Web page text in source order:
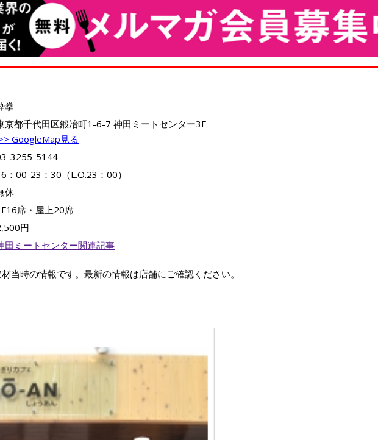
拳
京都千代田区鍛冶町1-6-7 神田ミートセンター3F
GoogleMap見る
3255-5144
：00-23：30（L.O.23：00）
休
席・屋上20席
円
田ミートセンター関連記事
当時の情報です。最新の情報は店舗にご確認ください。